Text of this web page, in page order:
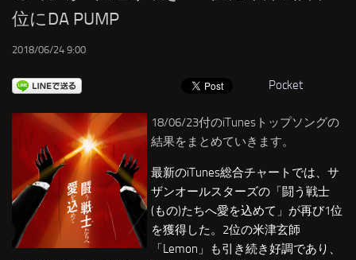
位にDA PUMP
2018/06/24 9:00
Pocket
18/06/23付のiTunesトップソングの
結果をまとめていきます。
最新のiTunes総合チャートでは、サ
ザンオールスターズの「闘う戦士
(もの)たちへ愛を込めて」が再び1位
を獲得した。2位の米津玄師
「Lemon」も引き続き好調であり、